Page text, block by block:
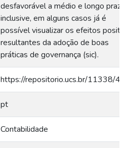
desfavorável a médio e longo prazo,
inclusive, em alguns casos já é
possível visualizar os efeitos
resultantes da adoção de boas
práticas de governança (sic).
https://repositorio.ucs.br/11338/
pt
Contabilidade